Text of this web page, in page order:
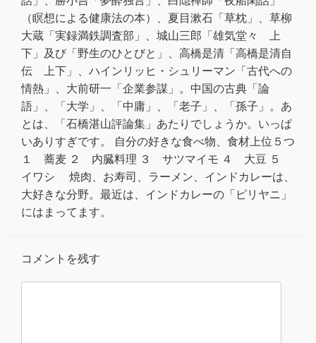
（瞑想による健康法の本）、夏目漱石「草枕」、草柳
大蔵「実録満鉄調査部」、城山三郎「雄気堂々 上
下」及び「野生のひとびと」、高橋是清「高橋是清自
伝 上下」、ハインリッヒ・シュリーマン「古代への
情熱」、大前研一「企業参謀」。中国の古典「論
語」、「大学」、「中庸」、「老子」、「孫子」。あ
とは、「石橋湛山評論集」あたりでしょうか。いっぱ
いありすぎです。 自分の好きな食べ物、食材上位５つ
１ 蕎麦 ２ 内臓料理 ３ サツマイモ ４ 大豆 ５
イワシ 焼肉、お寿司、ラーメン、インドカレーは、
大好きな分野。最近は、インドカレーの「ピリヤニ」
にはまってます。
コメントを残す